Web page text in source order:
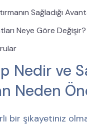
Sağladığı
Neye Göre Değişir?
Nedir ve
Neden
bir şikayetiniz